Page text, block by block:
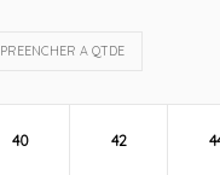
PREENCHER A QTDE
40 42